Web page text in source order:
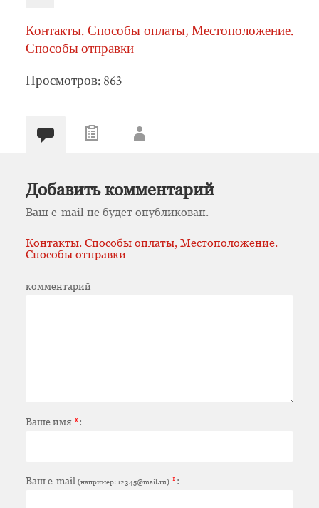
Контакты. Способы оплаты, Местоположение.
Способы отправки
Просмотров: 863
Добавить комментарий
Ваш e-mail не будет опубликован.
Контакты. Способы оплаты, Местоположение.
Способы отправки
комментарий
Ваше имя*:
Ваш e-mail (например: 12345@mail.ru) *: